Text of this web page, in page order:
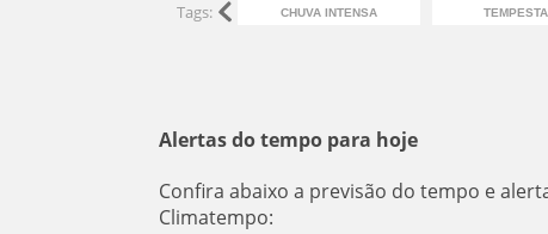
Tags: CHUVA INTENSA
Alertas do tempo para hoje
Confira abaixo a previsão do tempo e
Climatempo: